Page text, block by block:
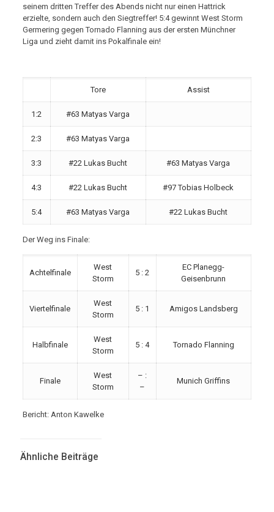
seinem dritten Treffer des Abends nicht nur einen Hattrick
erzielte, sondern auch den Siegtreffer! 5:4 gewinnt West Storm
Germering gegen Tornado Flanning aus der ersten Münchner
Liga und zieht damit ins Pokalfinale ein!
Tore Assist
1:2 #63 Matyas Varga
2:3 #63 Matyas Varga
3:3 #22 Lukas Bucht #63 Matyas Varga
4:3 #22 Lukas Bucht #97 Tobias Holbeck
5:4 #63 Matyas Varga #22 Lukas Bucht
Der Weg ins Finale:
Achtelfinale
West
Storm
5 : 2
EC Planegg-
Geisenbrunn
Viertelfinale
West
Storm
5 : 1 Amigos Landsberg
Halbfinale
West
Storm
5 : 4 Tornado Flanning
Finale
West
Storm
– :
–
Munich Griffins
Bericht: Anton Kawelke
Ähnliche Beiträge